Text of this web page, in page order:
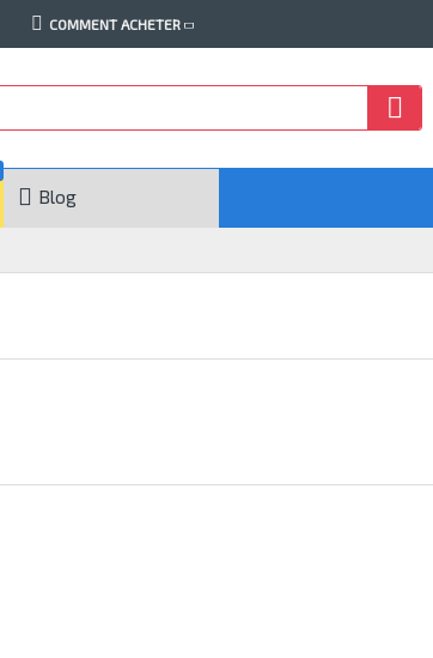
COMMENT ACHETER
Blog